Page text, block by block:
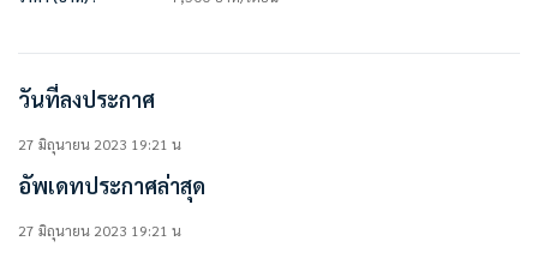
• กล้องวงจรปิด
• ที่จอดรถ
• มีรถรับส่งระหว่างคอนโดไป BTS อ่อนนุช
• มีรถสองแถว (สายมิตรภาพ) หน้าคอนโดไปซีคอน ,BTS อ่อนนุช
• รถประจำทางหน้าซอยอ่อนนุช46 มีหลายสาย สองแถวเล็ก ใหญ่
• TAXI ,มอเตอร์ไซค์รับจ้าง (10 นาทีไป BTS อ่อนนุช)
————————–
วันที่ลงประกาศ
27 มิถุนายน 2023 19:21 น
อัพเดทประกาศล่าสุด
27 มิถุนายน 2023 19:21 น